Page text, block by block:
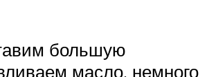
большую
масло, немного